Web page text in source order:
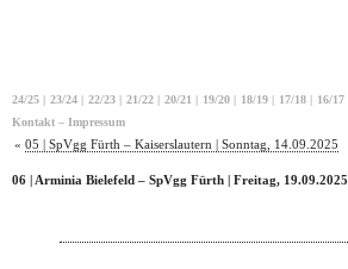
24/25 | 23/24 | 22/23 | 21/22 | 20/21 | 19/20 | 18/19 | 17/18 | 16/17
Kontakt – Impressum
« 05 | SpVgg Fürth – Kaiserslautern | Sonntag, 14.09.2025
06 | Arminia Bielefeld – SpVgg Fürth | Freitag, 19.09.2025